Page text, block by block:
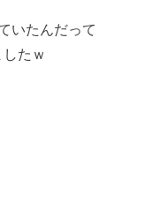
いたんだって
たｗ